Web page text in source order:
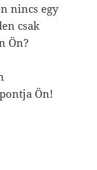
nincs egy
csak
Ön?
Ön!